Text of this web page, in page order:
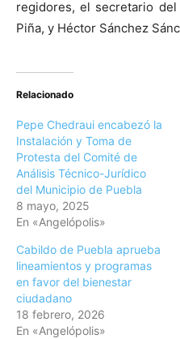
regidores, el secretario del
Piña, y Héctor Sánchez
Relacionado
Pepe Chedraui encabezó la
Instalación y Toma de
Protesta del Comité de
Análisis Técnico-Jurídico
del Municipio de Puebla
8 mayo, 2025
En «Angelópolis»
Cabildo de Puebla aprueba
lineamientos y programas
en favor del bienestar
ciudadano
18 febrero, 2026
En «Angelópolis»